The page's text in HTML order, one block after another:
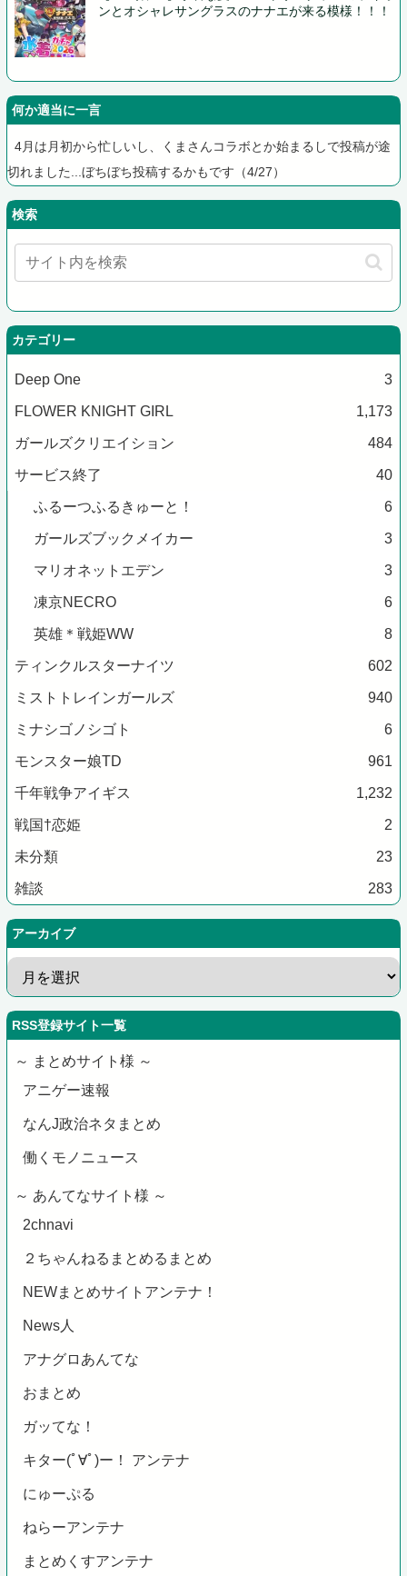
ンとオシャレサングラスのナナエが来る模様！！！
何か適当に一言
4月は月初から忙しいし、くまさんコラボとか始まるしで投稿が途
切れました...ぼちぼち投稿するかもです（4/27）
検索
カテゴリー
Deep One 3
FLOWER KNIGHT GIRL 1,173
ガールズクリエイション 484
サービス終了 40
ふるーつふるきゅーと！ 6
ガールズブックメイカー 3
マリオネットエデン 3
凍京NECRO 6
英雄＊戦姫WW 8
ティンクルスターナイツ 602
ミストトレインガールズ 940
ミナシゴノシゴト 6
モンスター娘TD 961
千年戦争アイギス 1,232
戦国†恋姫 2
未分類 23
雑談 283
アーカイブ
RSS登録サイト一覧
～ まとめサイト様 ～
アニゲー速報
なんJ政治ネタまとめ
働くモノニュース
～ あんてなサイト様 ～
2chnavi
２ちゃんねるまとめるまとめ
NEWまとめサイトアンテナ！
News人
アナグロあんてな
おまとめ
ガッてな！
キター(ﾟ∀ﾟ)ー！ アンテナ
にゅーぷる
ねらーアンテナ
まとめくすアンテナ